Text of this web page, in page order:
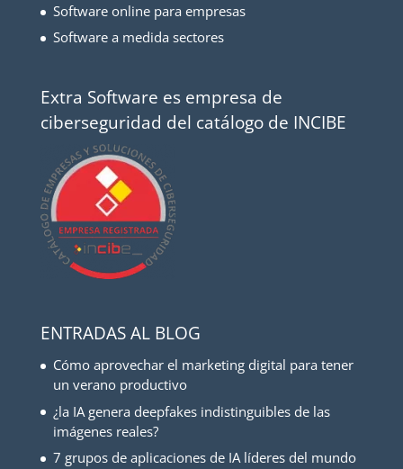
Software online para empresas
Software a medida sectores
Extra Software es empresa de
ciberseguridad del catálogo de INCIBE
ENTRADAS AL BLOG
Cómo aprovechar el marketing digital para tener
un verano productivo
¿la IA genera deepfakes indistinguibles de las
imágenes reales?
7 grupos de aplicaciones de IA líderes del mundo